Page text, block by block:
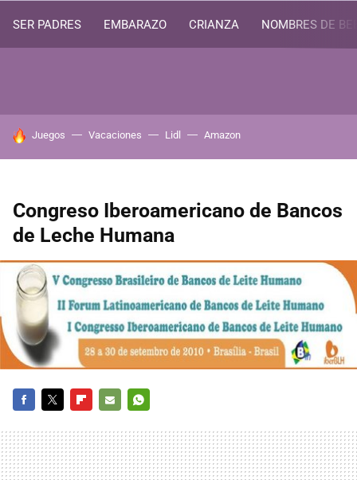
SER PADRES EMBARAZO CRIANZA NOMBRES DE
HOY SE HABLA DE
Juegos Vacaciones Lidl Amazon
Congreso Iberoamericano de Bancos
de Leche Humana
MAIL